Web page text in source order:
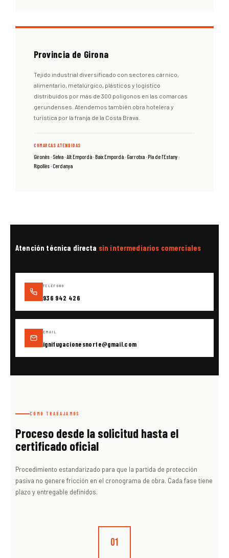
Provincia de Girona
Tejido industrial diversificado con sectores cárnico,
alimentario, metalúrgico, plásticos y logístico
distribuidos por más de 300 polígonos en las comarcas
gerundenses. Atendemos también obra hotelera y
turística por la franja de la Costa Brava.
COMARCAS ATENDIDAS
Gironès · Selva · Alt Empordà · Baix Empordà · Garrotxa · Pla de l’Estany ·
Ripollès · Cerdanya
Atención técnica directa sin intermediarios comerciales
TELÉFONO
936 942 426
EMAIL
ignifugacionesnorte@gmail.com
CÓMO TRABAJAMOS
Proceso desde la solicitud hasta el
certificado oficial
Procedimiento estandarizado para que la partida de protección
pasiva no genere fricción en el cronograma de obra. Cada fase tiene
plazo y entregable definidos.
01